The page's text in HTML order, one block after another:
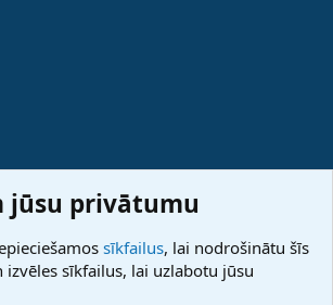
jūsu privātumu
sīkfailus, lai nodrošinātu šīs
sīkfailus, lai uzlabotu jūsu